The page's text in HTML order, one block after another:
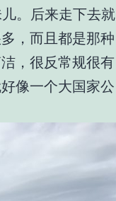
。后来走下去就
，而且都是那种
，很反常规很有
像一个大国家公